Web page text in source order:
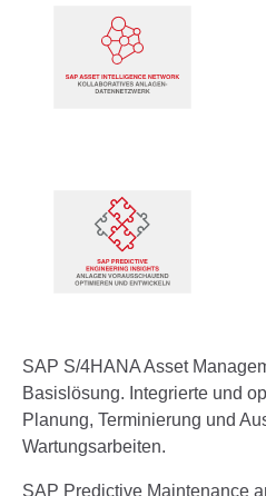
SAP S/4HANA Asset
Basislösung. Integrierte und
Planung, Terminierung und
Wartungsarbeiten.
SAP Predictive Maintenance